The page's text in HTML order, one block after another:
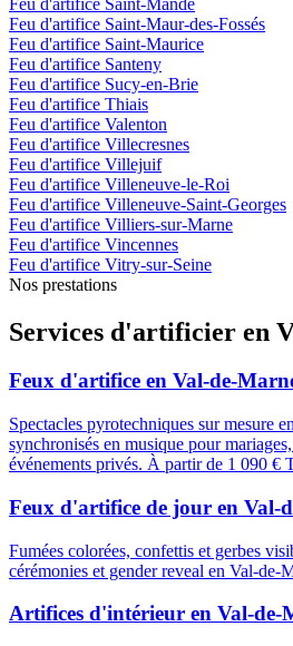
Feu d'artifice Saint-Maur-des-Fossés
Feu d'artifice Saint-Maurice
Feu d'artifice Santeny
Feu d'artifice Sucy-en-Brie
Feu d'artifice Thiais
Feu d'artifice Valenton
Feu d'artifice Villecresnes
Feu d'artifice Villejuif
Feu d'artifice Villeneuve-le-Roi
Feu d'artifice Villeneuve-Saint-Georges
Feu d'artifice Villiers-sur-Marne
Feu d'artifice Vincennes
Feu d'artifice Vitry-sur-Seine
Nos prestations
Services d'artificier en
Feux d'artifice en Val-de-
Spectacles pyrotechniques sur mesure
synchronisés en musique pour
événements privés. À partir de 1 090 €
Feux d'artifice de jour en Val-
Fumées colorées, confettis et gerbes
cérémonies et gender reveal en Val-de-
Artifices d'intérieur en Val-de-